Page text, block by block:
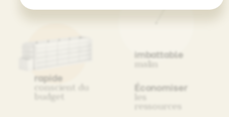
rapide
conscient du
budget
imbattable
Économiser